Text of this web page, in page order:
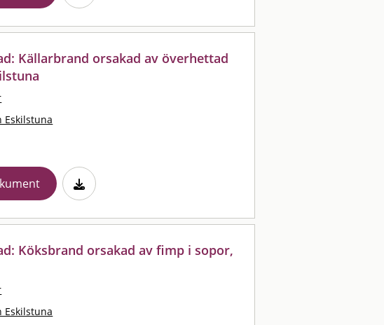
Källarbrand orsakad av överhettad
Eskilstuna
Köksbrand orsakad av fimp i sopor,
Eskilstuna